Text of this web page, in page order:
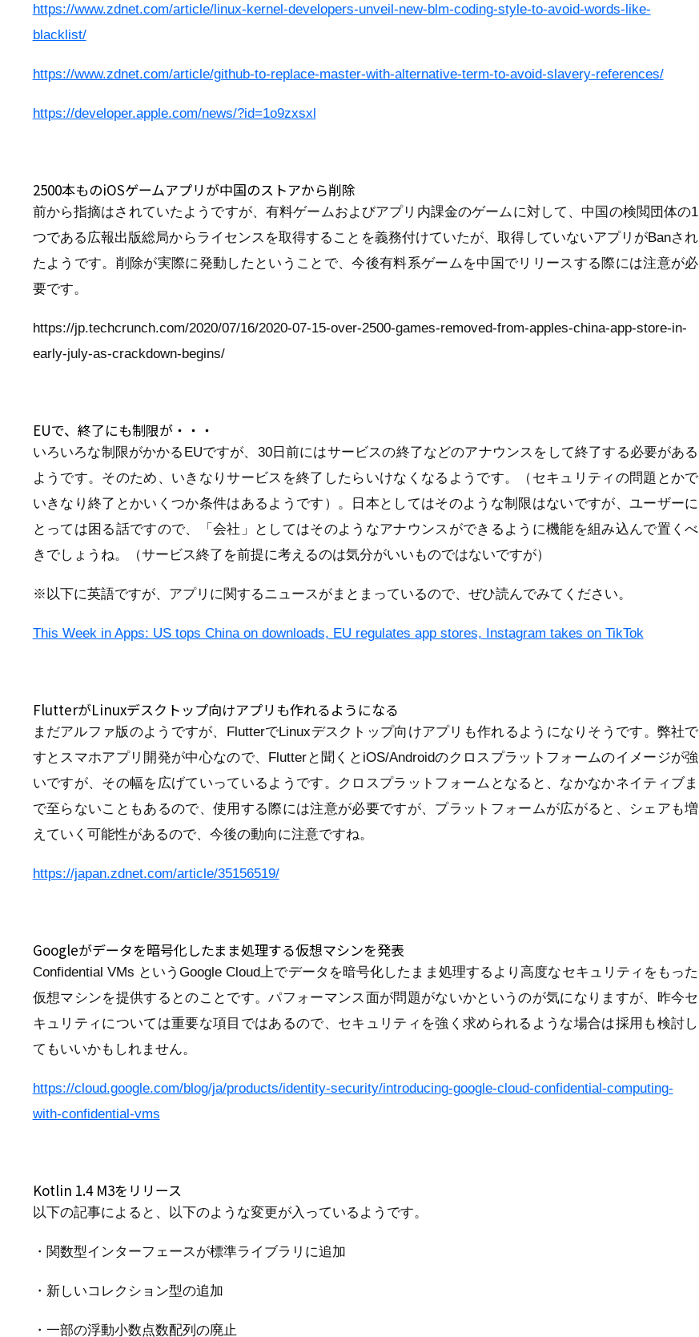
https://www.zdnet.com/article/linux-kernel-developers-unveil-new-blm-coding-style-to-avoid-words-like-
blacklist/
https://www.zdnet.com/article/github-to-replace-master-with-alternative-term-to-avoid-slavery-references/
https://developer.apple.com/news/?id=1o9zxsxl
2500本ものiOSゲームアプリが中国のストアから削除
前から指摘はされていたようですが、有料ゲームおよびアプリ内課金のゲームに対して、中国の検閲団体の1
つである広報出版総局からライセンスを取得することを義務付けていたが、取得していないアプリがBanされ
たようです。削除が実際に発動したということで、今後有料系ゲームを中国でリリースする際には注意が必
要です。
https://jp.techcrunch.com/2020/07/16/2020-07-15-over-2500-games-removed-from-apples-china-app-store-in-
early-july-as-crackdown-begins/
EUで、終了にも制限が・・・
いろいろな制限がかかるEUですが、30日前にはサービスの終了などのアナウンスをして終了する必要がある
ようです。そのため、いきなりサービスを終了したらいけなくなるようです。（セキュリティの問題とかで
いきなり終了とかいくつか条件はあるようです）。日本としてはそのような制限はないですが、ユーザーに
とっては困る話ですので、「会社」としてはそのようなアナウンスができるように機能を組み込んで置くべ
きでしょうね。（サービス終了を前提に考えるのは気分がいいものではないですが）
※以下に英語ですが、アプリに関するニュースがまとまっているので、ぜひ読んでみてください。
This Week in Apps: US tops China on downloads, EU regulates app stores, Instagram takes on TikTok
FlutterがLinuxデスクトップ向けアプリも作れるようになる
まだアルファ版のようですが、FlutterでLinuxデスクトップ向けアプリも作れるようになりそうです。弊社で
すとスマホアプリ開発が中心なので、Flutterと聞くとiOS/Androidのクロスプラットフォームのイメージが強
いですが、その幅を広げていっているようです。クロスプラットフォームとなると、なかなかネイティブま
で至らないこともあるので、使用する際には注意が必要ですが、プラットフォームが広がると、シェアも増
えていく可能性があるので、今後の動向に注意ですね。
https://japan.zdnet.com/article/35156519/
Googleがデータを暗号化したまま処理する仮想マシンを発表
Confidential VMs というGoogle Cloud上でデータを暗号化したまま処理するより高度なセキュリティをもった
仮想マシンを提供するとのことです。パフォーマンス面が問題がないかというのが気になりますが、昨今セ
キュリティについては重要な項目ではあるので、セキュリティを強く求められるような場合は採用も検討し
てもいいかもしれません。
https://cloud.google.com/blog/ja/products/identity-security/introducing-google-cloud-confidential-computing-
with-confidential-vms
Kotlin 1.4 M3をリリース
以下の記事によると、以下のような変更が入っているようです。
・関数型インターフェースが標準ライブラリに追加
・新しいコレクション型の追加
・一部の浮動小数点数配列の廃止